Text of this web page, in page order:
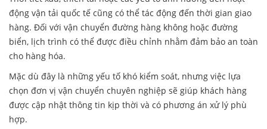
động vận tải quốc tế cũng có thể tác động đến thời gian giao
hàng. Đối với vận chuyển đường hàng không hoặc đường
biển, lịch trình có thể được điều chỉnh nhằm đảm bảo an toàn
cho hàng hóa.
Mặc dù đây là những yếu tố khó kiểm soát, nhưng việc lựa
chọn đơn vị vận chuyển chuyên nghiệp sẽ giúp khách hàng
được cập nhật thông tin kịp thời và có phương án xử lý phù
hợp.